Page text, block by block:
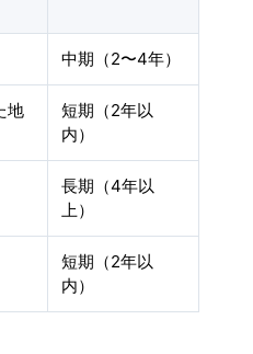
中期（2〜4年）
地
短期（2年以
内）
長期（4年以
上）
短期（2年以
内）